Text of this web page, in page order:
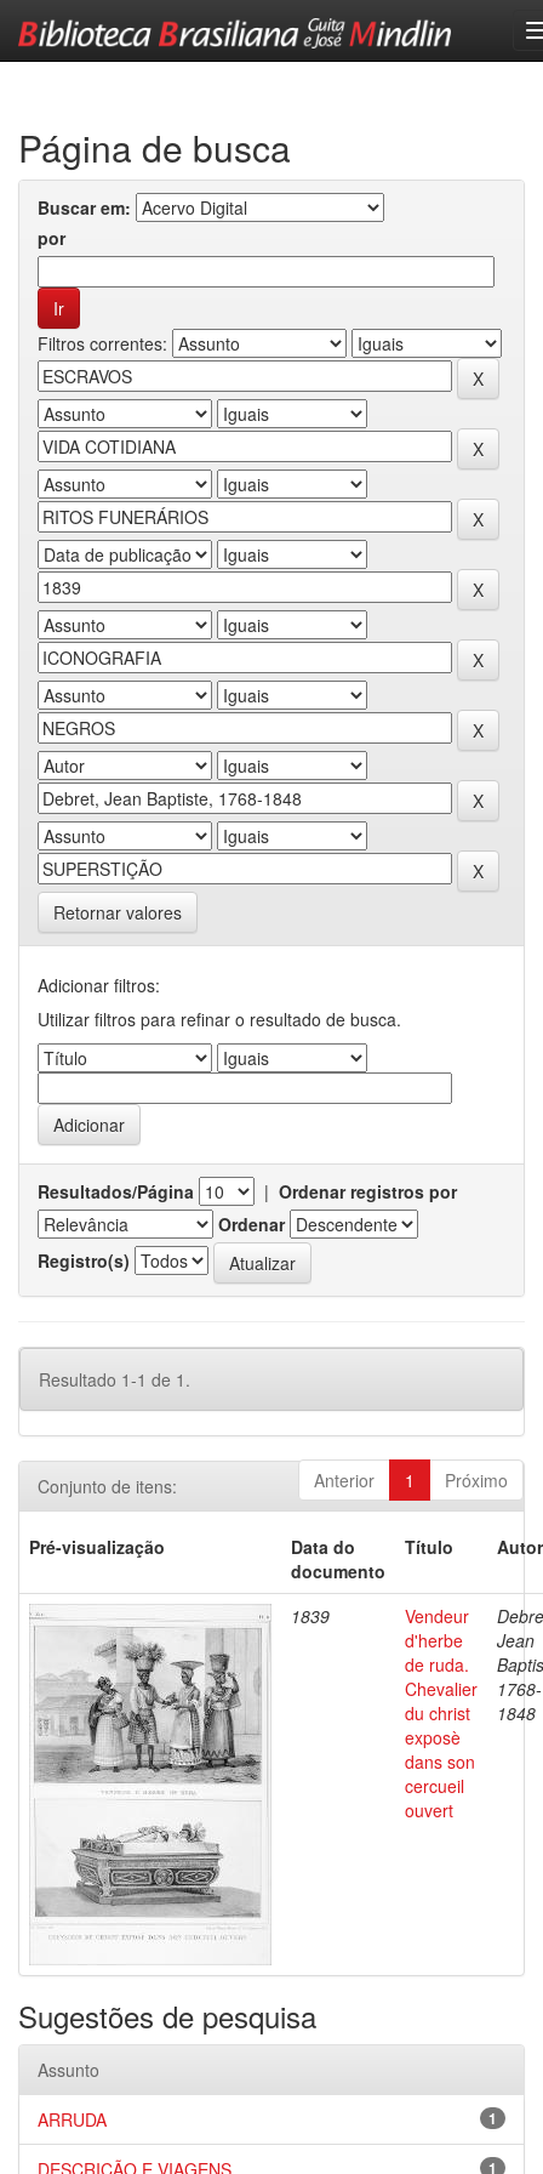
Página de busca
Buscar em:
por
Filtros correntes:
Retornar valores
Adicionar filtros:
Utilizar filtros para refinar o resultado de busca.
Resultados/Página | Ordenar registros por
Ordenar
Registro(s)
Resultado 1-1 de 1.
Anterior 1 Próximo
Conjunto de itens:
Pré-visualização
Data do
documento
Título
1839
Vendeur
d'herbe
de ruda.
Chevalier
du christ
exposè
dans son
cercueil
ouvert
Jean
1768-
1848
Sugestões de pesquisa
Assunto
1
ARRUDA
1
DESCRIÇÃO E VIAGENS